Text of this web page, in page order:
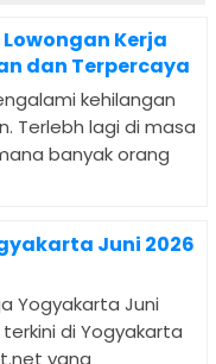
Kerja
dan Terpercaya
kehilangan
Terlebh lagi di masa
banyak orang
Juni 2026
Yogyakarta Juni
terkini di Yogyakarta
yang